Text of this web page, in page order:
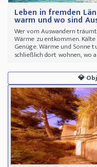
Leben in fremden
warm und wo sind
Wer vom Auswandern
Wärme zu entkommen.
Genüge. Wärme und Sonne
schließlich dort wohnen, wo
💎